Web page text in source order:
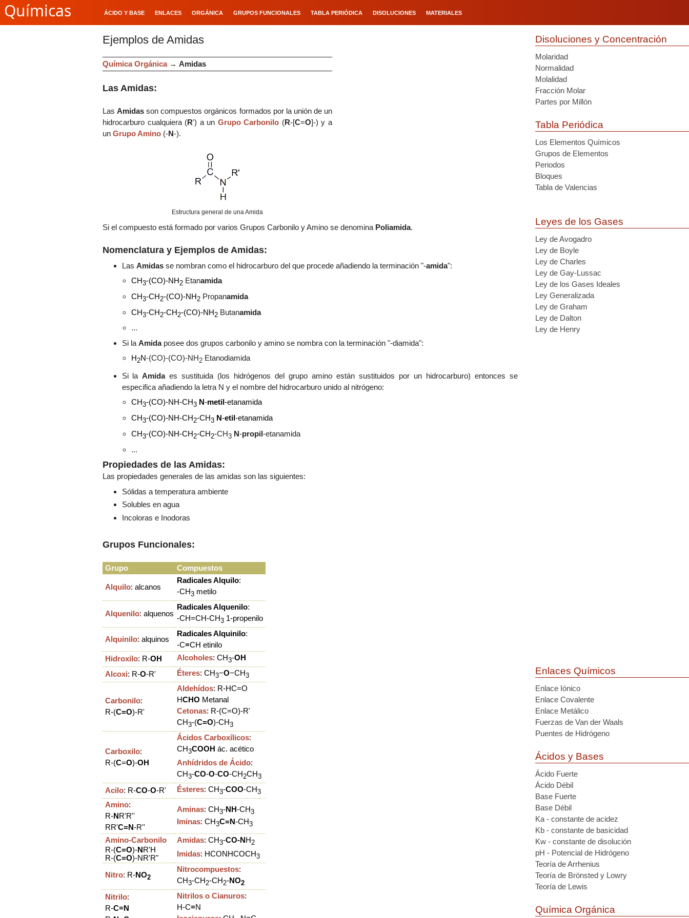
Químicas ÁCIDO Y BASE ENLACES ORGÁNICA GRUPOS FUNCIONALES TABLA PERIÓDICA DISOLUCIONES MATERIALES
Ejemplos de Amidas
Química Orgánica→ Amidas
Las Amidas:
LasAmidas son compuestos orgánicos formados por la unión de un
hidrocarburo cualquiera (R') a un Grupo Carbonilo (R-[C=O]-) y a
un Grupo Amino (-N-).
Estructura general de una Amida
Si el compuesto está formado por varios Grupos Carbonilo y Amino se denomina Poliamida.
Nomenclatura y Ejemplos de Amidas:
Las Amidas se nombran como el hidrocarburo del que procede añadiendo la terminación "-amida":
CH3-(CO)-NH2 Etanamida
CH3-CH2-(CO)-NH2 Propanamida
CH3-CH2-CH2-(CO)-NH2 Butanamida
...
Si la Amida posee dos grupos carbonilo y amino se nombra con la terminación "-diamida":
H2N-(CO)-(CO)-NH2 Etanodiamida
Si laAmidaes sustituida (los hidrógenos del grupo amino están sustituidos por un hidrocarburo) entonces se
especifica añadiendo la letra N y el nombre del hidrocarburo unido al nitrógeno:
CH3-(CO)-NH-CH3 N-metil-etanamida
CH3-(CO)-NH-CH2-CH3 N-etil-etanamida
CH3-(CO)-NH-CH2-CH2-CH3 N-propil-etanamida
...
Propiedades de las Amidas:
Las propiedades generales de las amidas son las siguientes:
Sólidas a temperatura ambiente
Solubles en agua
Incoloras e Inodoras
Grupos Funcionales:
Grupo Compuestos
Alquilo: alcanos
Radicales Alquilo:
-CH3 metilo
Alquenilo: alquenos
Radicales Alquenilo:
-CH=CH-CH3 1-propenilo
Alquinilo: alquinos
Radicales Alquinilo:
-C≡CH etinilo
Hidroxilo: R-OH Alcoholes: CH3-OH
Alcoxi: R-O-R' Éteres: CH3−O−CH3
Carbonilo:
R-(C=O)-R'
Aldehídos: R-HC=O
HCHO Metanal
Cetonas: R-(C=O)-R'
CH3-(C=O)-CH3
Carboxilo:
R-(C=O)-OH
Ácidos Carboxílicos:
CH3COOH ác. acético
Anhídridos de Ácido:
CH3-CO-O-CO-CH2CH3
Acilo: R-CO-O-R' Ésteres: CH3-COO-CH3
Amino:
R-NR'R''
RR'C=N-R''
Aminas: CH3-NH-CH3
Iminas: CH3C=N-CH3
Amino-Carbonilo
R-(C=O)-NR'H
R-(C=O)-NR'R"
Amidas: CH3-CO-NH2
Imidas: HCONHCOCH3
Nitro: R-NO2
Nitrocompuestos:
CH3-CH2-CH2-NO2
Nitrilo:
R-C≡N
Nitrilos o Cianuros:
H-C≡N
Disoluciones y Concentración
Molaridad
Normalidad
Molalidad
Fracción Molar
Partes por Millón
Tabla Periódica
Los Elementos Químicos
Grupos de Elementos
Periodos
Bloques
Tabla de Valencias
Leyes de los Gases
Ley de Avogadro
Ley de Boyle
Ley de Charles
Ley de Gay-Lussac
Ley de los Gases Ideales
Ley Generalizada
Ley de Graham
Ley de Dalton
Ley de Henry
Enlaces Químicos
Enlace Iónico
Enlace Covalente
Enlace Metálico
Fuerzas de Van der Waals
Puentes de Hidrógeno
Ácidos y Bases
Ácido Fuerte
Ácido Débil
Base Fuerte
Base Débil
Ka - constante de acidez
Kb - constante de basicidad
Kw - constante de disolución
pH - Potencial de Hidrógeno
Teoría de Arrhenius
Teoría de Brönsted y Lowry
Teoría de Lewis
Química Orgánica